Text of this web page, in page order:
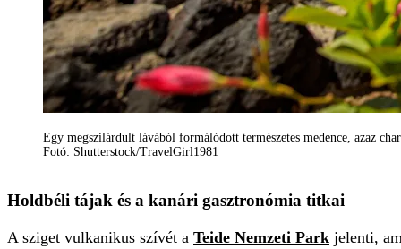
Egy megszilárdult lávából formálódott természetes medence, azaz
Fotó: Shutterstock/TravelGirl1981
Holdbéli tájak és a kanári gasztronómia titkai
A sziget vulkanikus szívét a Teide Nemzeti Park jelenti,